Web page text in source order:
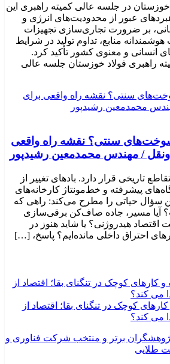
در جلسه عالی کمیته راهبری این
عبور از محدودیت‌های انرژی و
بر ضرورت تجاری‌سازی تجهیزات
منابع، تداوم تولید در شرایط
انسانی و معنوی کشور تأکید کرد.
راهبری فولاد خوزستان جلسه عالی
سوخت‌های سنتی؟ نقشه راه واقعی
/ مهندس محمدمعین رشیدپور
تاریخی قرار دارد. بادهای تغییر از
پیشرفته و خط‌مونتاژ کارخانه‌های
سؤال حیاتی را مطرح می‌کند: راهی که
آیا مسیر، جاده صاف‌کن برقی‌سازی
اقتصاد هیدروژنی؟ یا شاید هنوز در
احتراق داخلی مانده‌ایم؟ پاسخ، […]
کوچک در تنگنای بقا؛ اقتصاد از
می کند؟
برتر و منتخب شرکت فناوری و
طلایی